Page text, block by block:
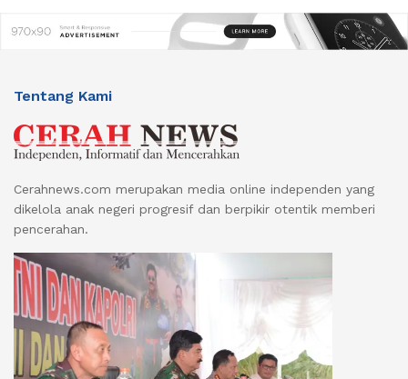
Tentang Kami
Cerahnews.com merupakan media online independen yang
dikelola anak negeri progresif dan berpikir otentik memberi
pencerahan.